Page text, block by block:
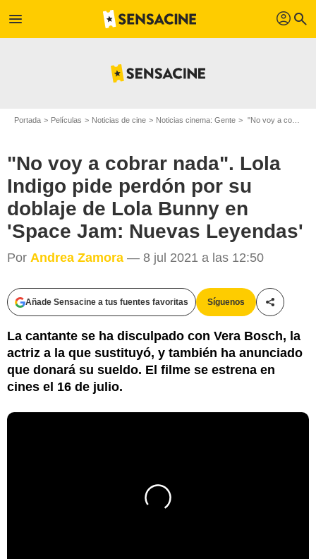
menu profil search
Portada Películas Noticias de cine Noticias cinema: Gente "No voy a cobrar nada". Lola Indigo pide perdón por su doblaje de Lola Bunny en 'Space Jam: Nuevas Leyendas'
"No voy a cobrar nada". Lola
Indigo pide perdón por su
doblaje de Lola Bunny en
'Space Jam: Nuevas Leyendas'
Por Andrea Zamora — 8 jul 2021 a las 12:50
Añade Sensacine a tus fuentes favoritas Síguenos
La cantante se ha disculpado con Vera Bosch, la
actriz a la que sustituyó, y también ha anunciado
que donará su sueldo. El filme se estrena en
cines el 16 de julio.